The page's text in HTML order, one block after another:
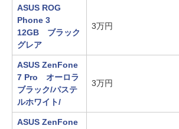
ASUS ROG
Phone 3
12GB ブラック
グレア
3万円
ASUS ZenFone
7 Pro オーロラ
ブラック/パステ
ルホワイト/
3万円
ASUS ZenFone